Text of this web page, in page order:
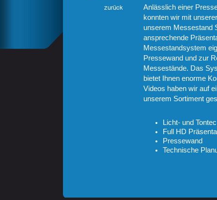
Anlässlich einer
konnten wir mit
unserem Messestand
ansprechende
Messestandsystem
Pressewand und zur
Messestände. Das
bietet Ihnen enorme
Videos haben wir auf
unserem Sortiment
Licht- und
Full HD
Pressewand
Technische